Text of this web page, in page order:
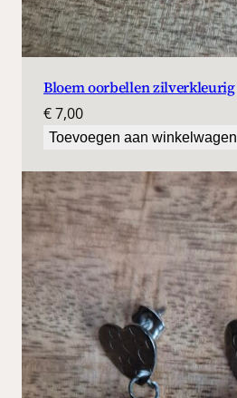
Bloem oorbellen zilverkleurig
€7,00
Toevoegen aan winkelwagen